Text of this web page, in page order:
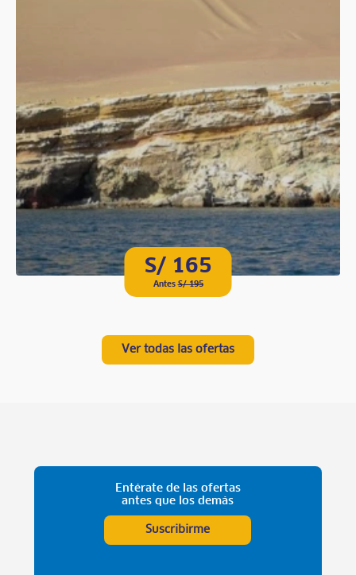
S/ 165
AntesS/ 195
Ver todas las ofertas
Entérate de las ofertas
antes que los demás
Suscribirme